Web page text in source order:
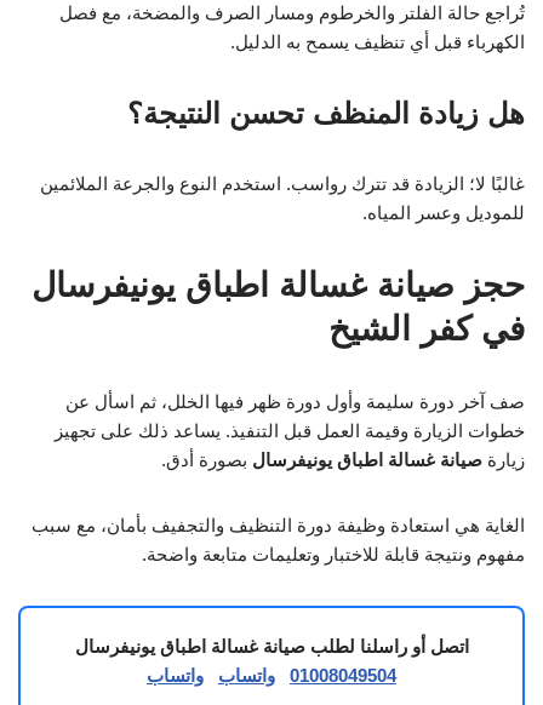
تُراجع حالة الفلتر والخرطوم ومسار الصرف والمضخة، مع فصل
الكهرباء قبل أي تنظيف يسمح به الدليل.
هل زيادة المنظف تحسن النتيجة؟
غالبًا لا؛ الزيادة قد تترك رواسب. استخدم النوع والجرعة الملائمين
للموديل وعسر المياه.
حجز صيانة غسالة اطباق يونيفرسال
في كفر الشيخ
صف آخر دورة سليمة وأول دورة ظهر فيها الخلل، ثم اسأل عن
خطوات الزيارة وقيمة العمل قبل التنفيذ. يساعد ذلك على تجهيز
زيارة صيانة غسالة اطباق يونيفرسال بصورة أدق.
الغاية هي استعادة وظيفة دورة التنظيف والتجفيف بأمان، مع سبب
مفهوم ونتيجة قابلة للاختبار وتعليمات متابعة واضحة.
اتصل أو راسلنا لطلب صيانة غسالة اطباق يونيفرسال
01008049504
واتساب واتساب